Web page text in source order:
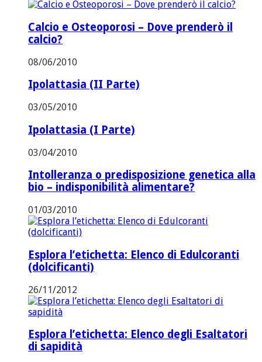
Calcio e Osteoporosi – Dove prenderò il
calcio?
08/06/2010
Ipolattasia (II Parte)
03/05/2010
Ipolattasia (I Parte)
03/04/2010
Intolleranza o predisposizione genetica alla
bio – indisponibilità alimentare?
01/03/2010
Esplora l’etichetta: Elenco di Edulcoranti
(dolcificanti)
26/11/2012
Esplora l’etichetta: Elenco degli Esaltatori
di sapidità